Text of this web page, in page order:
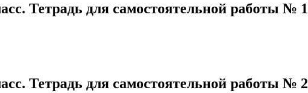
Тетрадь для самостоятельной работы № 1
Тетрадь для самостоятельной работы № 2